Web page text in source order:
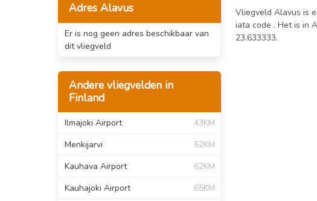
Adres Alavus
Er is nog geen adres beschikbaar van
dit vliegveld
Andere vliegvelden in
Finland
Ilmajoki Airport
43KM
Menkijarvi
52KM
Kauhava Airport
62KM
Kauhajoki Airport
65KM
Vliegveld Alavus is
iata code . Het is in
23.633333.